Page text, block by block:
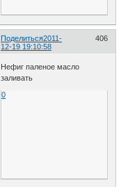
Поделиться 406
2011-
12-19 19:10:58
Нефиг паленое масло
заливать
0